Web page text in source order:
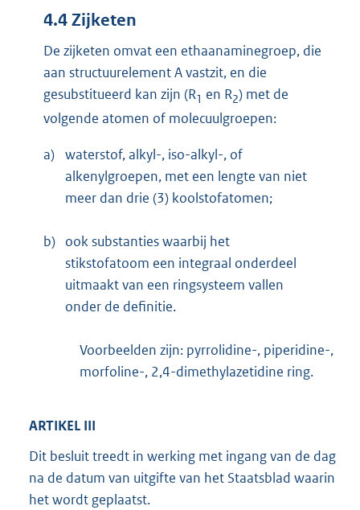
4.4 Zijketen
De zijketen omvat een ethaanaminegroep, die
aan structuurelement A vastzit, en die
gesubstitueerd kan zijn (R1 en R2) met de
volgende atomen of molecuulgroepen:
a) waterstof, alkyl-, iso-alkyl-, of
alkenylgroepen, met een lengte van niet
meer dan drie (3) koolstofatomen;
b) ook substanties waarbij het
stikstofatoom een integraal onderdeel
uitmaakt van een ringsysteem vallen
onder de definitie.
Voorbeelden zijn: pyrrolidine-, piperidine-,
morfoline-, 2,4-dimethylazetidine ring.
ARTIKEL III
Dit besluit treedt in werking met ingang van de dag
na de datum van uitgifte van het Staatsblad waarin
het wordt geplaatst.